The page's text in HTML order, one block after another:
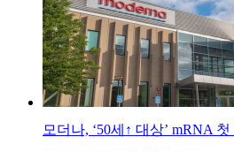
모더나, ‘50세↑ 대상’ mRNA